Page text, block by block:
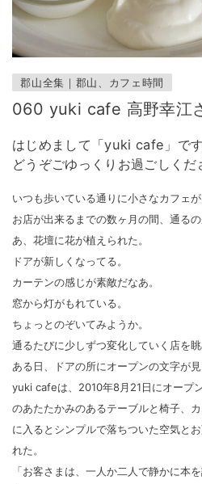
郡山全集｜郡山、カフェ時間
060 yuki cafe 高野幸江
はじめまして「yuki cafe」です
どうぞごゆっくりお過ごしくだ
いつも歩いている通りに小さなカフェが
お店が出来るまでの数ヶ月の間、通るの
あ、花壇に花が植えられた。
ドアが新しくなってる。
カーテンの感じが素敵だなあ。
窓から灯がもれている。
ちょっとのぞいてみようか。
通るたびに少しずつ変化していく店を
ある日、ドアの所にオープンの文字が
yuki cafeは、2010年8月21日にオープ
のあたたかみのあるテーブルと椅子、
に入るとシンプルで落ちついた空気と
れた。
「お客さまは、一人か二人で静かに本